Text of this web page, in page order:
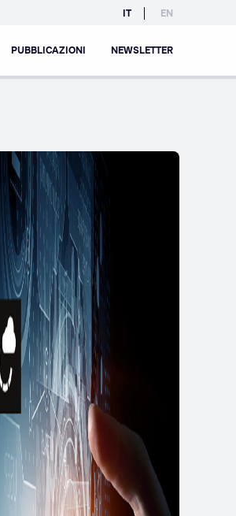
IT EN
PUBBLICAZIONI NEWSLETTER